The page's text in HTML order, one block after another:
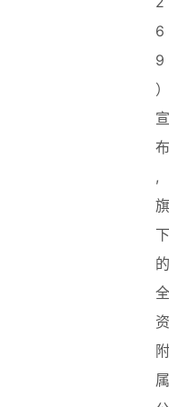
6
9
）
宣
布
,
旗
下
的
全
资
附
属